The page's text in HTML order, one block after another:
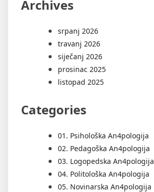
Archives
srpanj 2026
travanj 2026
siječanj 2026
prosinac 2025
listopad 2025
Categories
01. Psihološka An4pologija
02. Pedagoška An4pologija
03. Logopedska An4pologija
04. Politološka An4pologija
05. Novinarska An4pologija